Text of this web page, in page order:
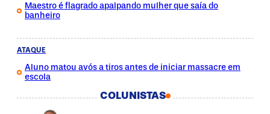
Maestro é flagrado apalpando mulher que saía do
banheiro
ATAQUE
Aluno matou avós a tiros antes de iniciar massacre em
escola
COLUNISTAS